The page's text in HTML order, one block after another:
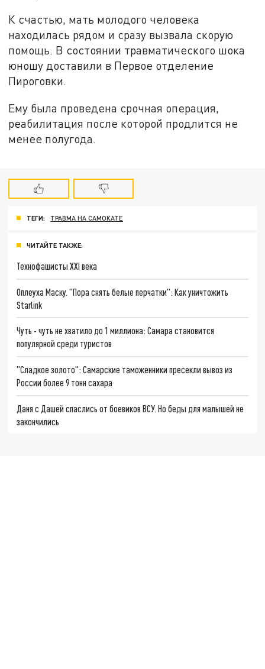
К счастью, мать молодого человека
находилась рядом и сразу вызвала скорую
помощь. В состоянии травматического шока
юношу доставили в Первое отделение
Пироговки.
Ему была проведена срочная операция,
реабилитация после которой продлится не
менее полугода.
ТЕГИ: ТРАВМА НА САМОКАТЕ
ЧИТАЙТЕ ТАКЖЕ:
Технофашисты XXI века
Оплеуха Маску. "Пора снять белые перчатки": Как уничтожить
Starlink
Чуть - чуть не хватило до 1 миллиона: Самара становится
популярной среди туристов
"Сладкое золото": Самарские таможенники пресекли вывоз из
России более 9 тонн сахара
Даня с Дашей спаслись от боевиков ВСУ. Но беды для малышей не
закончились